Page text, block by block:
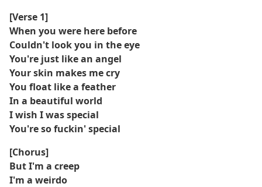
A faixa se tornou um hino para marginalizados e
desajustados, preparando o cenário para a ascensão do
Radiohead no rock alternativo.
[Verse 1]
When you were here before
Couldn't look you in the eye
You're just like an angel
Your skin makes me cry
You float like a feather
In a beautiful world
I wish I was special
You're so fuckin' special
[Chorus]
But I'm a creep
I'm a weirdo